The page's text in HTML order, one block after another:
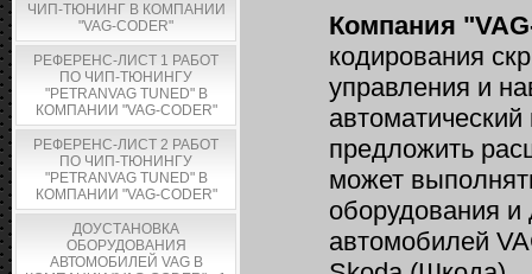
ЧИП-ТЮНИНГ В КОМПАНИИ
"VAG-CODER"
РЕФЕРЕНС-ЛИСТ 1 РАБОТ
ПО ЧИП-ТЮНИНГУ
"PETRANVAG TUNED" В
КОМПАНИИ "VAG-CODER"
РЕФЕРЕНС-ЛИСТ 2 РАБОТ
ПО ЧИП-ТЮНИНГУ
"PETRANVAG TUNED" В
КОМПАНИИ "VAG-CODER"
ДОУСТАНОВКА
ОБОРУДОВАНИЯ
АВТОМОБИЛЕЙ VAG В
Компания
кодирования
управления и
предложить
может
оборудования и
автомобилей